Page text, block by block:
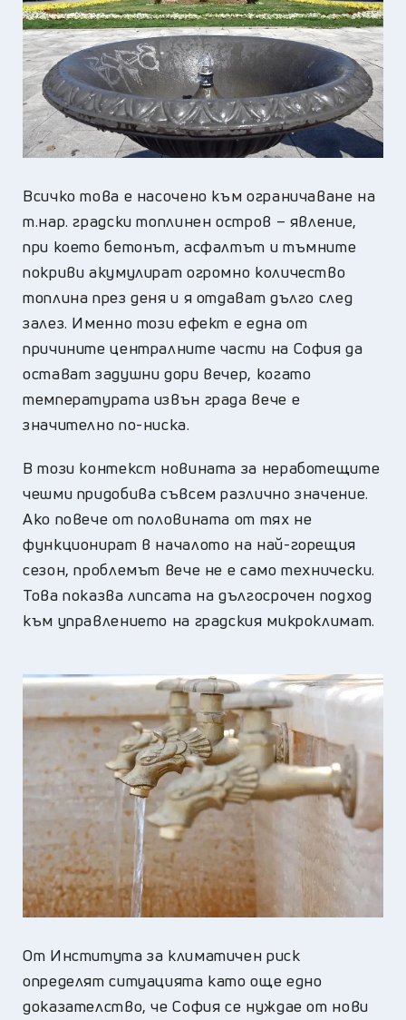
Всичко това е насочено към ограничаване на
т.нар. градски топлинен остров – явление,
при което бетонът, асфалтът и тъмните
покриви акумулират огромно количество
топлина през деня и я отдават дълго след
залез. Именно този ефект е една от
причините централните части на София да
остават задушни дори вечер, когато
температурата извън града вече е
значително по-ниска.
В този контекст новината за неработещите
чешми придобива съвсем различно значение.
Ако повече от половината от тях не
функционират в началото на най-горещия
сезон, проблемът вече не е само технически.
Това показва липсата на дългосрочен подход
към управлението на градския микроклимат.
От Института за климатичен риск
определят ситуацията като още едно
доказателство, че София се нуждае от нови